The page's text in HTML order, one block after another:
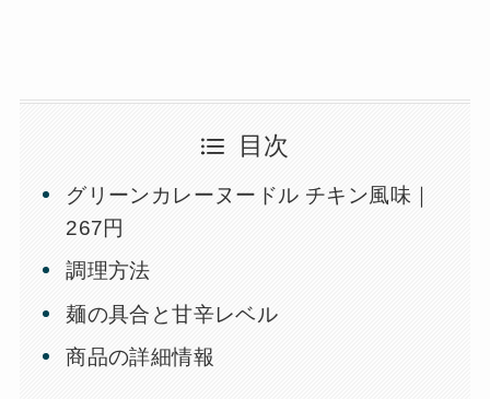
目次
グリーンカレーヌードル チキン風味｜
267円
調理方法
麺の具合と甘辛レベル
商品の詳細情報